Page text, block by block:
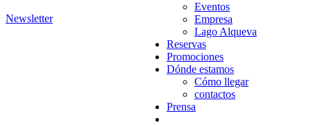
Eventos
Empresa
Lago Alqueva
Reservas
Promociones
Dónde estamos
Cómo llegar
contactos
Prensa
Newsletter